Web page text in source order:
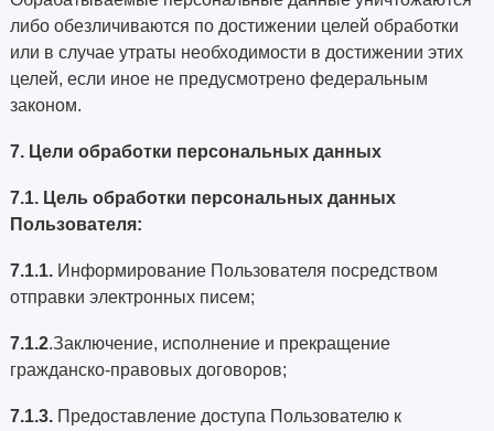
либо обезличиваются по достижении целей обработки
или в случае утраты необходимости в достижении этих
целей, если иное не предусмотрено федеральным
законом.
7. Цели обработки персональных данных
7.1. Цель обработки персональных данных
Пользователя:
7.1.1. Информирование Пользователя посредством
отправки электронных писем;
7.1.2.Заключение, исполнение и прекращение
гражданско-правовых договоров;
7.1.3. Предоставление доступа Пользователю к